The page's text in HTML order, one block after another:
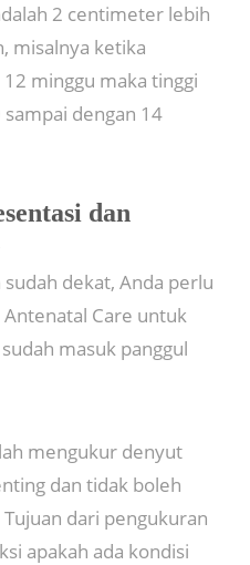
2 centimeter lebih
misalnya ketika
minggu maka tinggi
dengan 14
dan
dekat, Anda perlu
Care untuk
masuk panggul
mengukur denyut
dan tidak boleh
dari pengukuran
apakah ada kondisi